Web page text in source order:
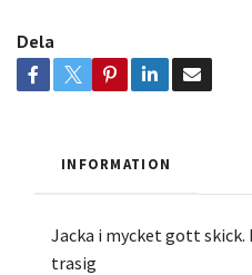
Dela
INFORMATION
Jacka i mycket gott
trasig